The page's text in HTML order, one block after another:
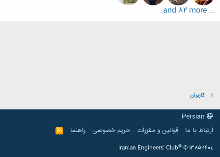
... and 82 more.
کاربران
ارتباط با ما
قوانین و مقرّرات حریم خصوصی راهنما
R
S
Iranian Engineers' Club® © 1385-1401.